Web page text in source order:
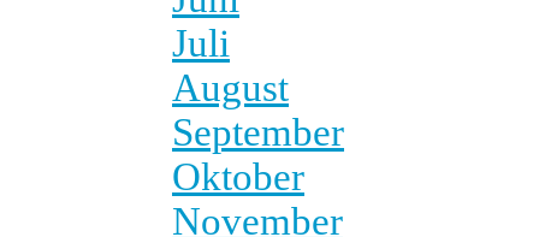
Juli
August
September
Oktober
November